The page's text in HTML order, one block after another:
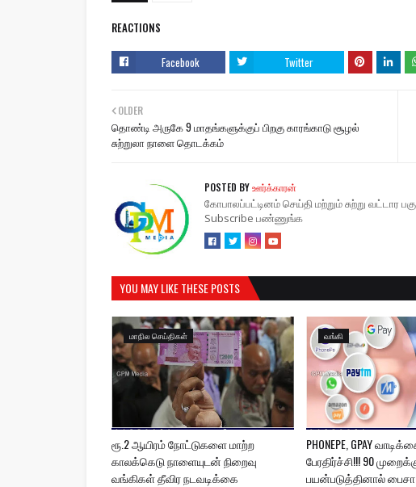
REACTIONS
Facebook Twitter
OLDER
தொண்டி அருகே 9 மாதங்களுக்குப் பிறகு காரங்காடு சூழல்
சுற்றுலா நாளை தொடக்கம்
POSTED BYஊர்க்காரன்
கோபாலப்பட்டினம் செய்தி மற்றும் சுற்று வட்டார
Subscribe பண்ணுங்க
YOU MAY LIKE THESE POSTS
மாநில செய்திகள்
ரூ.2 ஆயிரம் நோட்டுகளை மாற்ற
காலக்கெடு நாளையுடன் நிறைவு
வங்கிகள் தீவிர நடவடிக்கை
வங்கி
PHONEPE, GPAY
பேரதிர்ச்சி!!! 90
பயன்படுத்தினால்